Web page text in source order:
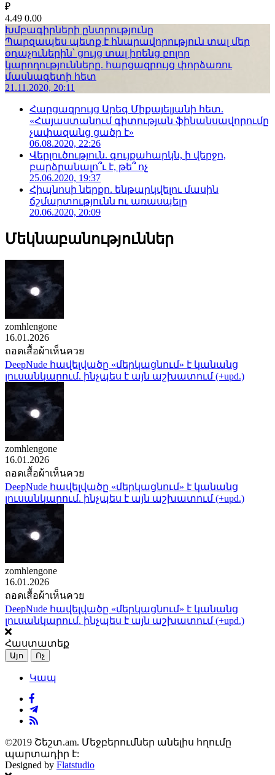
₽
4.49 0.00
Խմբագիրների ընտրությունը
Պարզապես պետք է հնարավորություն տալ մեր
օդաչուներին՝ ցույց տալ իրենց բոլոր
կարողությունները. հարցազրույց փորձառու
մասնագետի հետ
21.11.2020, 20:11
Հարցազրույց Արեգ Միքայելյանի հետ.
«Հայաստանում գիտության ֆինանսավորումը
չափազանց ցածր է»
06.08.2020, 22:26
Վերլուծություն. գույքահարկն, ի վերջո,
բարձրանալո՞ւ է, թե՞ ոչ
25.06.2020, 19:37
Հիպնոսի ներքո. ենթարկվելու մասին
ճշմարտությունն ու առասպելը
20.06.2020, 20:09
Մեկնաբանություններ
zomhlengone
16.01.2026
ถอดเสื้อผ้าเห็นควย
DeepNude հավելվածը «մերկացնում» է կանանց
լուսանկարում. ինչպես է այն աշխատում (+upd.)
zomhlengone
16.01.2026
ถอดเสื้อผ้าเห็นควย
DeepNude հավելվածը «մերկացնում» է կանանց
լուսանկարում. ինչպես է այն աշխատում (+upd.)
zomhlengone
16.01.2026
ถอดเสื้อผ้าเห็นควย
DeepNude հավելվածը «մերկացնում» է կանանց
լուսանկարում. ինչպես է այն աշխատում (+upd.)
Հաստատեք
Այո Ոչ
Կապ
©2019 Շեշտ.am. Մեջբերումներ անելիս հղումը
պարտադիր է:
Designed by Flatstudio